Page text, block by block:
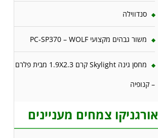
סנדווילה
משור גבהים מקצועי PC-SP370 – WOLF
מחסן גינה Skylight קרם 1.9X2.3 מבית פלרם
– קנופיה
אורגניקו צמחים מעניינים